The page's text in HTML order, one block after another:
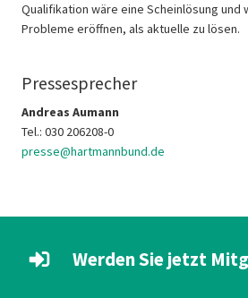
Qualifikation wäre eine Scheinlösung und
Probleme eröffnen, als aktuelle zu lösen.
Pressesprecher
Andreas Aumann
Tel.: 030 206208-0
presse@hartmannbund.de
Werden Sie jetzt